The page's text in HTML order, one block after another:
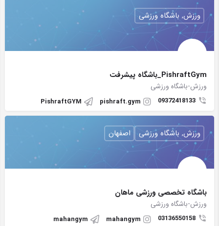
PishraftGym_باشگاه پیشرفت
ورزش-باشگاه ورزشی
09372418133
pishraft.gym
PishraftGYM
ورزش, باشگاه ورزشی
باشگاه تخصصی ورزشی ماهان
ورزش-باشگاه ورزشی
03136550158
mahangym
mahangym
ورزش, باشگاه ورزشی اصفهان